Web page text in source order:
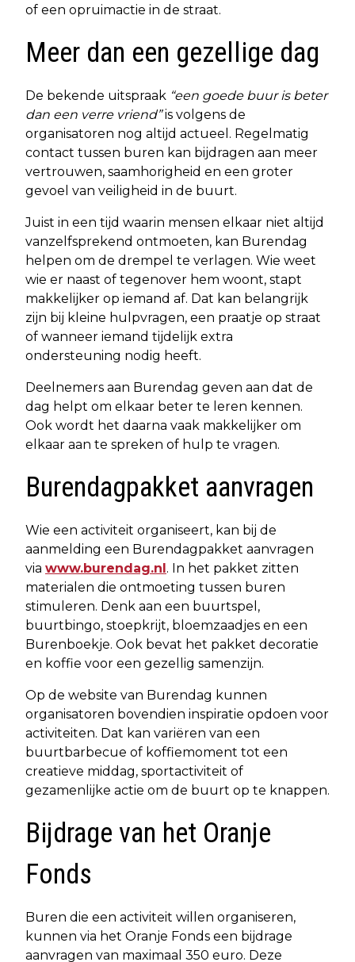
of een opruimactie in de straat.
Meer dan een gezellige dag
De bekende uitspraak “een goede buur is beter
dan een verre vriend”is volgens de
organisatoren nog altijd actueel. Regelmatig
contact tussen buren kan bijdragen aan meer
vertrouwen, saamhorigheid en een groter
gevoel van veiligheid in de buurt.
Juist in een tijd waarin mensen elkaar niet altijd
vanzelfsprekend ontmoeten, kan Burendag
helpen om de drempel te verlagen. Wie weet
wie er naast of tegenover hem woont, stapt
makkelijker op iemand af. Dat kan belangrijk
zijn bij kleine hulpvragen, een praatje op straat
of wanneer iemand tijdelijk extra
ondersteuning nodig heeft.
Deelnemers aan Burendag geven aan dat de
dag helpt om elkaar beter te leren kennen.
Ook wordt het daarna vaak makkelijker om
elkaar aan te spreken of hulp te vragen.
Burendagpakket aanvragen
Wie een activiteit organiseert, kan bij de
aanmelding een Burendagpakket aanvragen
via www.burendag.nl . In het pakket zitten
materialen die ontmoeting tussen buren
stimuleren. Denk aan een buurtspel,
buurtbingo, stoepkrijt, bloemzaadjes en een
Burenboekje. Ook bevat het pakket decoratie
en koffie voor een gezellig samenzijn.
Op de website van Burendag kunnen
organisatoren bovendien inspiratie opdoen voor
activiteiten. Dat kan variëren van een
buurtbarbecue of koffiemoment tot een
creatieve middag, sportactiviteit of
gezamenlijke actie om de buurt op te knappen.
Bijdrage van het Oranje
Fonds
Buren die een activiteit willen organiseren,
kunnen via het Oranje Fonds een bijdrage
aanvragen van maximaal 350 euro. Deze